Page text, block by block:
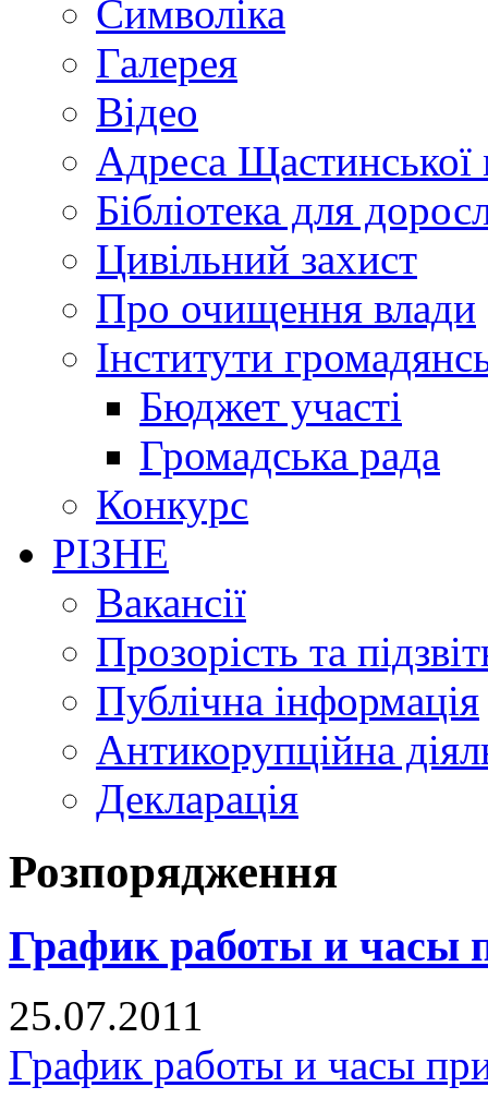
Символіка
Галерея
Відео
Адреса Щастинської
Бібліотека для
Цивільний захист
Про очищення влади
Інститути
Бюджет участі
Громадська рада
Конкурс
РІЗНЕ
Вакансії
Прозорість та
Публічна інформація
Антикорупційна
Декларація
Розпорядження
График работы и часы
25.07.2011
График работы и часы